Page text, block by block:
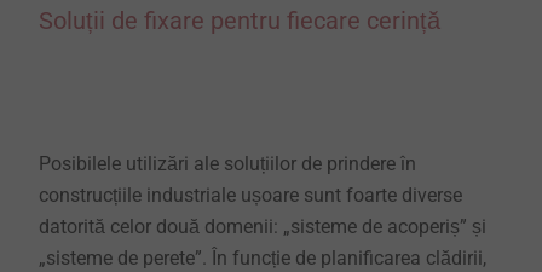
Soluții de fixare pentru fiecare cerință
Posibilele utilizări ale soluțiilor de prindere în
construcțiile industriale ușoare sunt foarte diverse
datorită celor două domenii: „sisteme de acoperiș” și
„sisteme de perete”. În funcție de planificarea clădirii,